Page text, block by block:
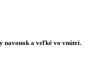
navonok a veľké vo vnútri.